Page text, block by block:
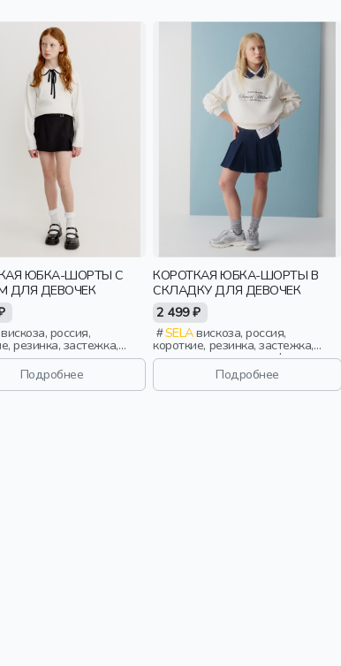
ЮБКА-ШОРТЫ С
ДЛЯ ДЕВОЧЕК
резинка, застежка,
школа, ремешок, пояс,
девочки, дети
Подробнее
КОРОТКАЯ ЮБКА-ШОРТЫ В
СКЛАДКУ ДЛЯ ДЕВОЧЕК
2 499 ₽
SELAвискоза, россия,
короткие, резинка, застежка,
складки, школа, пояс, фактурные,
девочки, детиПодробнее